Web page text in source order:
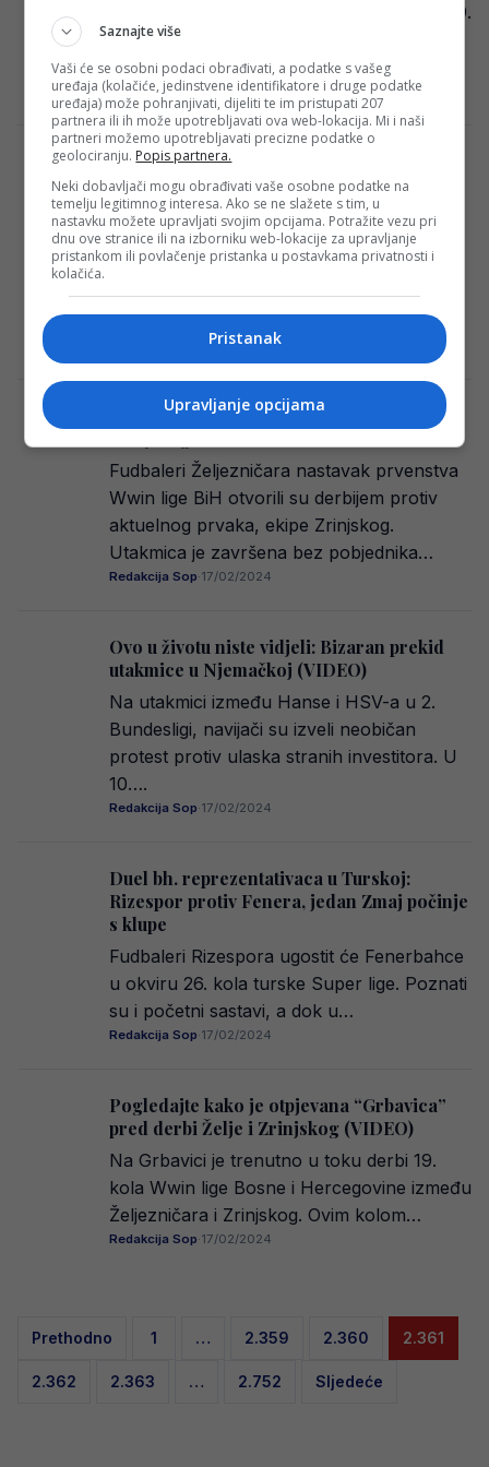
Željezničaru na Grbavici u okviru derbija 19.
kola Wwin lige Bosne i Hercegovine.
Željezničar je danas…
Redakcija Sop·17/02/2024
Izjava Akrapovića i Petrovića najbolje
oslikava kakav smo derbi gledali na
Grbavici
Željezničar i Zrinjski su odigrali utakmicu
bez pobjednika rezultatom 0-0 u okviru
derbija 19. kola Wwin lige BiH. Nakon
susreta,…
17/02/2024
Željezničar pokazao ozbiljnost protiv
Fudbaleri Željezničara nastavak prvenstva
Wwin lige BiH otvorili su derbijem protiv
aktuelnog prvaka, ekipe Zrinjskog.
Utakmica je završena bez pobjednika…
Redakcija Sop·17/02/2024
Ovo u životu niste vidjeli: Bizaran prekid
utakmice u Njemačkoj (VIDEO)
Na utakmici između Hanse i HSV-a u 2.
Bundesligi, navijači su izveli neobičan
protest protiv ulaska stranih investitora. U
10….
Redakcija Sop·17/02/2024
Duel bh. reprezentativaca u Turskoj:
Rizespor protiv Fenera, jedan Zmaj počinje
s klupe
Fudbaleri Rizespora ugostit će Fenerbahce
u okviru 26. kola turske Super lige. Poznati
su i početni sastavi, a dok u…
Redakcija Sop·17/02/2024
Pogledajte kako je otpjevana “Grbavica”
pred derbi Želje i Zrinjskog (VIDEO)
Na Grbavici je trenutno u toku derbi 19.
kola Wwin lige Bosne i Hercegovine između
Željezničara i Zrinjskog. Ovim kolom…
Redakcija Sop·17/02/2024
Posts
pagination
Prethodno 1 … 2.359 2.360 2.361
2.362 2.363 … 2.752 Sljedeće
Saznajte više
Vaši će se osobni podaci obrađivati, a podatke s vašeg
uređaja (kolačiće, jedinstvene identifikatore i druge podatke
uređaja) može pohranjivati, dijeliti te im pristupati 207
partnera ili ih može upotrebljavati ova web-lokacija. Mi i naši
partneri možemo upotrebljavati precizne podatke o
geolociranju. Popis partnera.
Neki dobavljači mogu obrađivati vaše osobne podatke na
temelju legitimnog interesa. Ako se ne slažete s tim, u
nastavku možete upravljati svojim opcijama. Potražite vezu pri
dnu ove stranice ili na izborniku web-lokacije za upravljanje
pristankom ili povlačenje pristanka u postavkama privatnosti i
kolačića.
Pristanak
Upravljanje opcijama